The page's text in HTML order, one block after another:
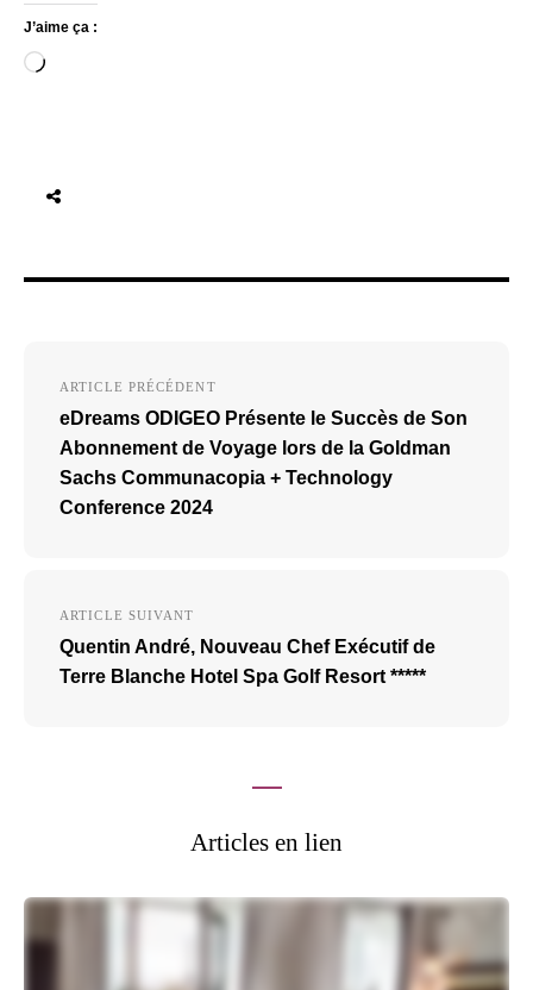
J’aime ça :
Chargement…
l’article
ARTICLE PRÉCÉDENT
eDreams ODIGEO Présente le Succès de Son
Abonnement de Voyage lors de la Goldman
Sachs Communacopia + Technology
Conference 2024
ARTICLE SUIVANT
Quentin André, Nouveau Chef Exécutif de
Terre Blanche Hotel Spa Golf Resort *****
Articles en lien